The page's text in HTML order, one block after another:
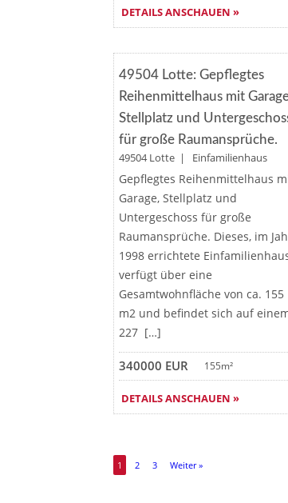
DETAILS ANSCHAUEN »
49504 Lotte: Gepflegtes
Reihenmittelhaus mit
Stellplatz und
für große Raumansprüche.
49504 Lotte | Einfamilienhaus
Gepflegtes Reihenmittelhaus
Garage, Stellplatz und
Untergeschoss für große
Raumansprüche. Dieses, im
1998 errichtete
verfügt über eine
Gesamtwohnfläche von ca. 155
m2 und befindet sich auf
227 […]
340000 EUR 155m²
DETAILS ANSCHAUEN »
1 2 3 Weiter »